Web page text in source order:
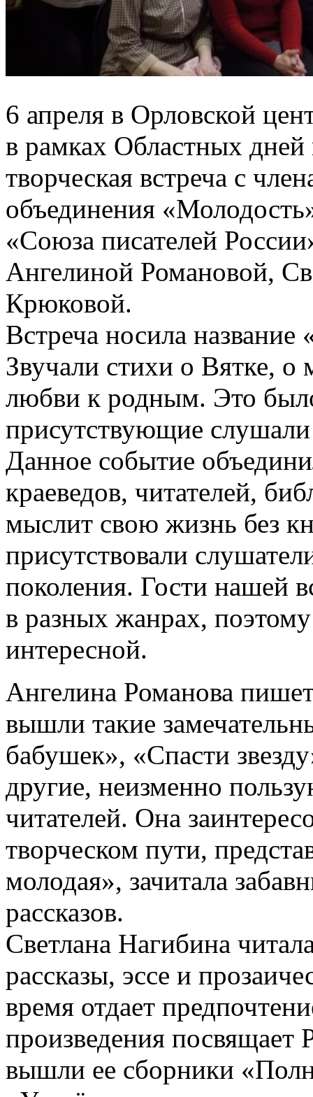
6 апреля в Орловской
в рамках Областных
творческая встреча с
объединения
«Союза писателей
Ангелиной Романовой,
Крюковой.
Встреча носила
Звучали стихи о Вятке, о
любви к родным. Это
присутствующие слушали
Данное событие
краеведов, читателей,
мыслит свою жизнь без
присутствовали
поколения. Гости нашей
в разных жанрах,
интересной.
Ангелина Романова
вышли такие
бабушек», «Спасти
другие, неизменно
читателей. Она
творческом пути,
молодая», зачитала
рассказов.
Светлана Нагибина
рассказы, эссе и
время отдает
произведения
вышли ее сборники